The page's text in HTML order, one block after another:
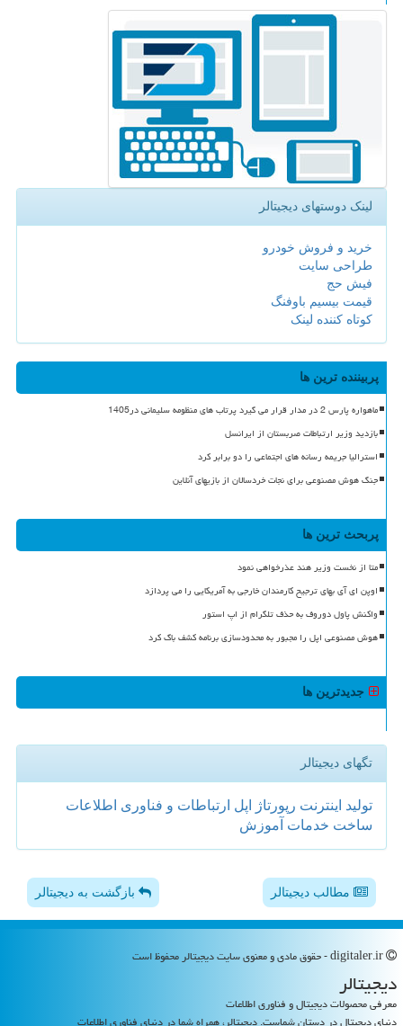
لینک دوستهای دیجیتالر
خرید و فروش خودرو
طراحی سایت
فیش حج
قیمت بیسیم باوفنگ
کوتاه کننده لینک
پربیننده ترین ها
ماهواره پارس 2 در مدار قرار می گیرد پرتاب های منظومه سلیمانی در1405
بازدید وزیر ارتباطات صربستان از ایرانسل
استرالیا جریمه رسانه های اجتماعی را دو برابر کرد
جنگ هوش مصنوعی برای نجات خردسالان از بازیهای آنلاین
پربحث ترین ها
متا از نخست وزیر هند عذرخواهی نمود
اوپن ای آی بهای ترجیح کارمندان خارجی به آمریکایی را می پردازد
واکنش پاول دوروف به حذف تلگرام از اپ استور
هوش مصنوعی اپل را مجبور به محدودسازی برنامه کشف باگ کرد
جدیدترین ها
تگهای دیجیتالر
تولید اینترنت رپورتاژ اپل ارتباطات و فناوری اطلاعات
ساخت خدمات آموزش
مطالب دیجیتالر بازگشت به دیجیتالر
دیجیتالر
معرفی محصولات دیجیتال و فناوری اطلاعات
دنیای دیجیتال در دستان شماست. دیجیتالر، همراه شما در دنیای فناوری اطلاعات